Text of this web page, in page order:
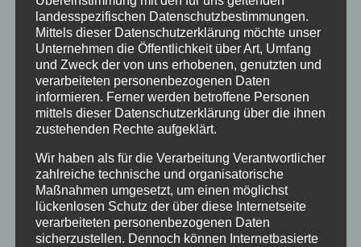
Juli 2018
Juni 2018
Dezember 2015
Kategorien
Ausstellungen
Flechtkurse
Impressionen
landesspezifischen Datenschutzbestimmungen.
Mittels dieser Datenschutzerklärung möchte unser
Unternehmen die Öffentlichkeit über Art, Umfang
und Zweck der von uns erhobenen, genutzten und
verarbeiteten personenbezogenen Daten
informieren. Ferner werden betroffene Personen
mittels dieser Datenschutzerklärung über die ihnen
zustehenden Rechte aufgeklärt.
Wir haben als für die Verarbeitung Verantwortlicher
zahlreiche technische und organisatorische
Maßnahmen umgesetzt, um einen möglichst
lückenlosen Schutz der über diese Internetseite
verarbeiteten personenbezogenen Daten
sicherzustellen. Dennoch können Internetbasierte